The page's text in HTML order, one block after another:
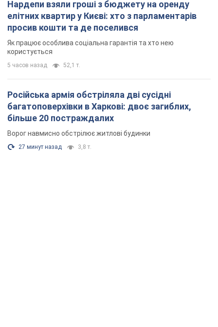
Нардепи взяли гроші з бюджету на оренду
елітних квартир у Києві: хто з парламентарів
просив кошти та де поселився
Як працює особлива соціальна гарантія та хто нею
користується
5 часов назад 52,1 т.
Російська армія обстріляла дві сусідні
багатоповерхівки в Харкові: двоє загиблих,
більше 20 постраждалих
Ворог навмисно обстрілює житлові будинки
27 минут назад 3,8 т.